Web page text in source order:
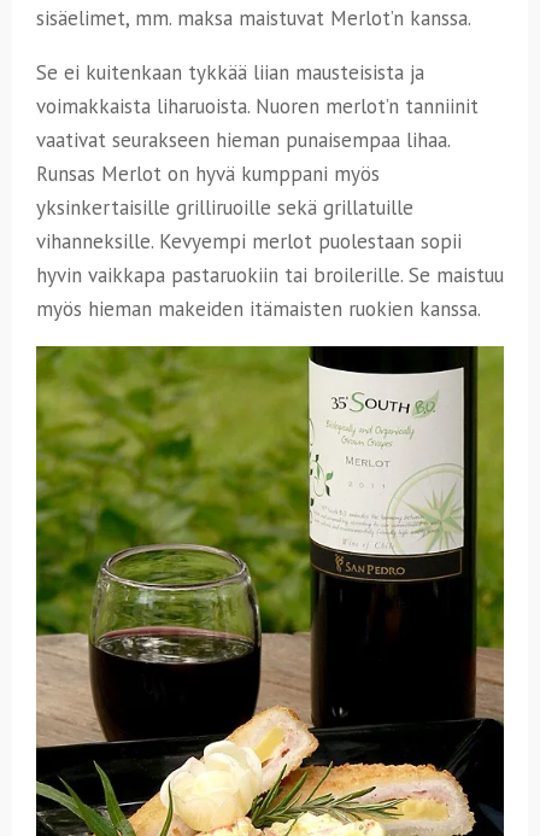
sisäelimet, mm. maksa maistuvat Merlot’n kanssa.
Se ei kuitenkaan tykkää liian mausteisista ja
voimakkaista liharuoista. Nuoren merlot’n tanniinit
vaativat seurakseen hieman punaisempaa lihaa.
Runsas Merlot on hyvä kumppani myös
yksinkertaisille grilliruoille sekä grillatuille
vihanneksille. Kevyempi merlot puolestaan sopii
hyvin vaikkapa pastaruokiin tai broilerille. Se maistuu
myös hieman makeiden itämaisten ruokien kanssa.